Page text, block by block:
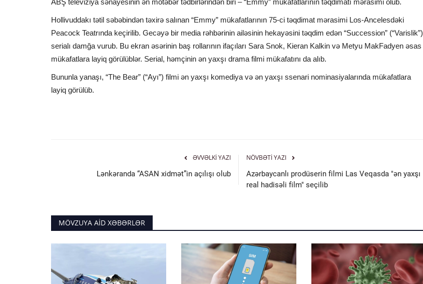
Hollivuddakı tətil səbəbindən təxirə salınan “Emmy” mükafatlarının 75-ci təqdimat mərasimi Los-Ancelesdəki
Peacock Teatrında keçirilib. Gecəyə bir media rəhbərinin ailəsinin hekayəsini təqdim edən “Succession” (“Varislik”)
serialı damğa vurub. Bu ekran əsərinin baş rollarının ifaçıları Sara Snok, Kieran Kalkin və Metyu MakFadyen əsas
mükafatlara layiq görülüblər. Serial, həmçinin ən yaxşı drama filmi mükafatını da alıb.
Bununla yanaşı, “The Bear” (“Ayı”) filmi ən yaxşı komediya və ən yaxşı ssenari nominasiyalarında mükafatlara
layiq görülüb.
ƏVVƏLKI YAZI
Lənkəranda “ASAN xidmət”in açılışı olub
NÖVBƏTI YAZI
Azərbaycanlı prodüserin filmi Las Veqasda "ən yaxşı
real hadisəli film" seçilib
MÖVZUYA AID XƏBƏRLƏR